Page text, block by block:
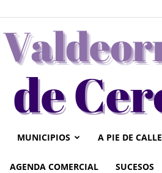
Valdeorrasdecerca
MUNICIPIOS A PIE DE CALLE
AGENDA COMERCIAL SUCESOS